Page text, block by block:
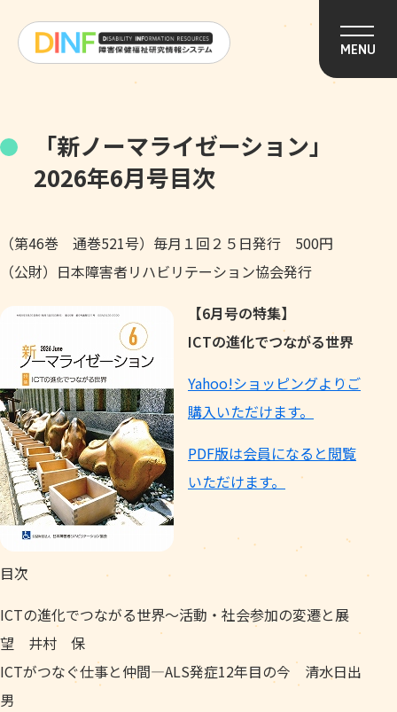
MENU
「新ノーマライゼーション」
2026年6月号目次
（第46巻 通巻521号）毎月１回２５日発行 500円
（公財）日本障害者リハビリテーション協会発行
【6月号の特集】
ICTの進化でつながる世界
Yahoo!ショッピングよりご
購入いただけます。
PDF版は会員になると閲覧
いただけます。
目次
ICTの進化でつながる世界～活動・社会参加の変遷と展
望 井村 保
ICTがつなぐ仕事と仲間―ALS発症12年目の今 清水日出
男